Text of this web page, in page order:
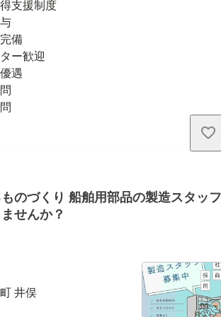
支援制度
備
ー歓迎
遇
のづくり 船舶用部品の製造スタッフ
せんか？
井俣